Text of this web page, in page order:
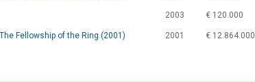
2003 € 120.000
Fellowship of the Ring (2001) 2001 € 12.864.000